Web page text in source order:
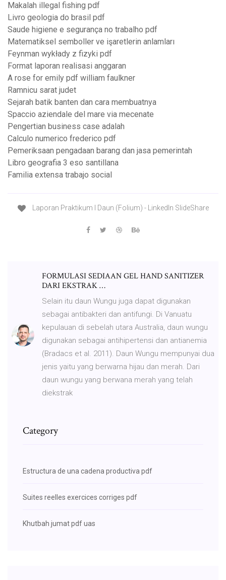
Makalah illegal fishing pdf
Livro geologia do brasil pdf
Saude higiene e segurança no trabalho pdf
Matematiksel semboller ve işaretlerin anlamları
Feynman wykłady z fizyki pdf
Format laporan realisasi anggaran
A rose for emily pdf william faulkner
Ramnicu sarat judet
Sejarah batik banten dan cara membuatnya
Spaccio aziendale del mare via mecenate
Pengertian business case adalah
Calculo numerico frederico pdf
Pemeriksaan pengadaan barang dan jasa pemerintah
Libro geografia 3 eso santillana
Familia extensa trabajo social
Laporan Praktikum I Daun (Folium) - LinkedIn SlideShare
FORMULASI SEDIAAN GEL HAND SANITIZER
DARI EKSTRAK …
Selain itu daun Wungu juga dapat digunakan
sebagai antibakteri dan antifungi. Di Vanuatu
kepulauan di sebelah utara Australia, daun wungu
digunakan sebagai antihipertensi dan antianemia
(Bradacs et al. 2011). Daun Wungu mempunyai dua
jenis yaitu yang berwarna hijau dan merah. Dari
daun wungu yang berwana merah yang telah
diekstrak
Category
Estructura de una cadena productiva pdf
Suites reelles exercices corriges pdf
Khutbah jumat pdf uas